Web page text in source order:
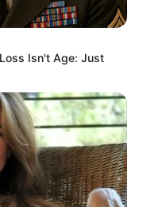
Isn't Age: Just